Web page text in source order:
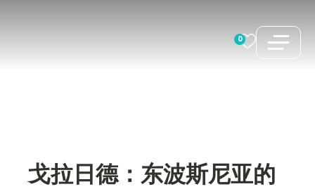
0
戈拉日德：东波斯尼亚的